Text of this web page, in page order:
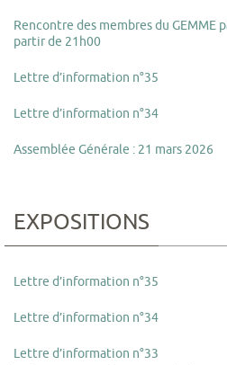
Rencontre des membres du GEMME
partir de 21h00
Lettre d’information n°35
Lettre d’information n°34
Assemblée Générale : 21 mars 2026
EXPOSITIONS
Lettre d’information n°35
Lettre d’information n°34
Lettre d’information n°33